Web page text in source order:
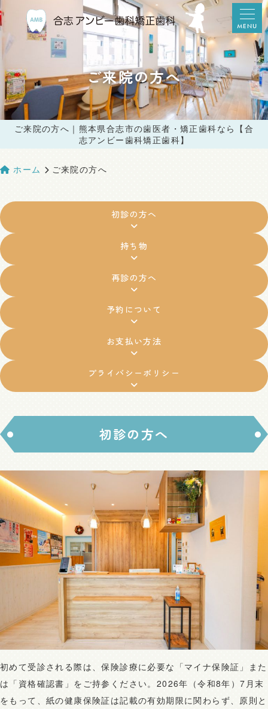
MENU
ご来院の方へ
ご来院の方へ｜熊本県合志市の歯医者・矯正歯科なら【合
志アンビー歯科矯正歯科】
ホーム ご来院の方へ
初診の方へ
持ち物
再診の方へ
予約について
お支払い方法
プライバシーポリシー
初診の方へ
初めて受診される際は、保険診療に必要な「マイナ保険証」また
は「資格確認書」をご持参ください。2026年（令和8年）7月末
をもって、紙の健康保険証は記載の有効期限に関わらず、原則と